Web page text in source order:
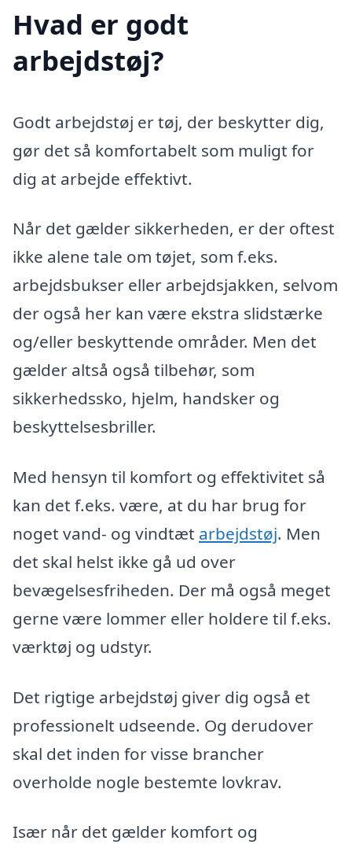
Hvad er godt
arbejdstøj?
Godt arbejdstøj er tøj, der beskytter dig,
gør det så komfortabelt som muligt for
dig at arbejde effektivt.
Når det gælder sikkerheden, er der oftest
ikke alene tale om tøjet, som f.eks.
arbejdsbukser eller arbejdsjakken, selvom
der også her kan være ekstra slidstærke
og/eller beskyttende områder. Men det
gælder altså også tilbehør, som
sikkerhedssko, hjelm, handsker og
beskyttelsesbriller.
Med hensyn til komfort og effektivitet så
kan det f.eks. være, at du har brug for
noget vand- og vindtæt arbejdstøj. Men
det skal helst ikke gå ud over
bevægelsesfriheden. Der må også meget
gerne være lommer eller holdere til f.eks.
værktøj og udstyr.
Det rigtige arbejdstøj giver dig også et
professionelt udseende. Og derudover
skal det inden for visse brancher
overholde nogle bestemte lovkrav.
Især når det gælder komfort og